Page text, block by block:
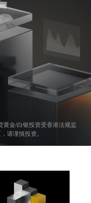
黄金/白银投资受香港法规监
请谨慎投资。